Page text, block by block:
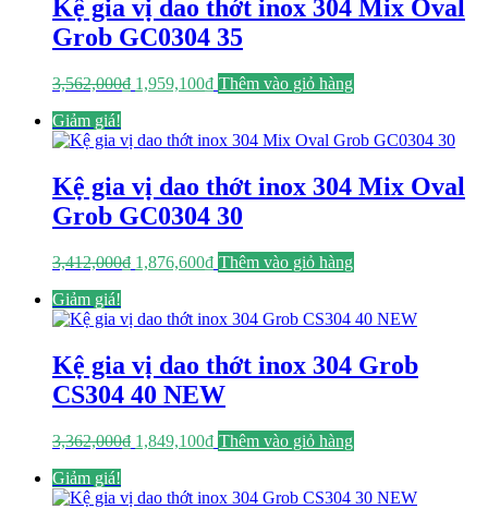
Kệ gia vị dao thớt inox 304 Mix Oval
Grob GC0304 35
3,562,000₫ Giá
3,562,000₫.
1,959,100₫Giá
là:
Thêm vào giỏ hàng
Giảm giá!
Kệ gia vị dao thớt inox 304 Mix Oval
Grob GC0304 30
3,412,000₫ Giá
3,412,000₫.
1,876,600₫Giá
là:
Thêm vào giỏ hàng
Giảm giá!
Kệ gia vị dao thớt inox 304 Grob
CS304 40 NEW
3,362,000₫ Giá
3,362,000₫.
1,849,100₫Giá
là:
Thêm vào giỏ hàng
Giảm giá!